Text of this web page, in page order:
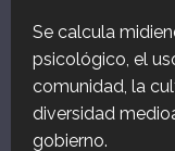
Se calcula
psicológico, el
comunidad, la
diversidad
gobierno.